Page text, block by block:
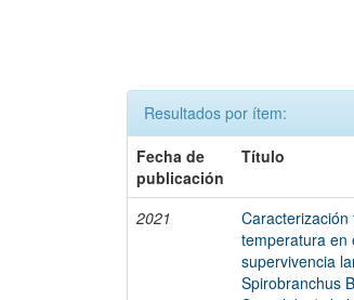
Resultados por ítem:
Fecha de
publicación
Título
2021
temperatura en
supervivencia
Spirobranchus